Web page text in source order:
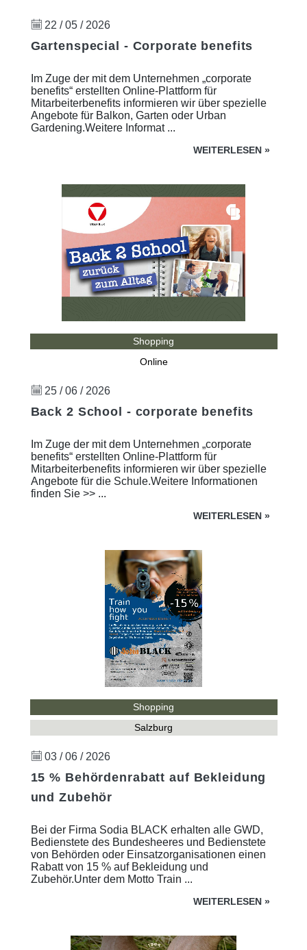
22 / 05 / 2026
Gartenspecial - Corporate benefits
Im Zuge der mit dem Unternehmen „corporate
benefits“ erstellten Online-Plattform für
Mitarbeiterbenefits informieren wir über spezielle
Angebote für Balkon, Garten oder Urban
Gardening.Weitere Informat ...
WEITERLESEN »
Shopping
Online
25 / 06 / 2026
Back 2 School - corporate benefits
Im Zuge der mit dem Unternehmen „corporate
benefits“ erstellten Online-Plattform für
Mitarbeiterbenefits informieren wir über spezielle
Angebote für die Schule.Weitere Informationen
finden Sie >> ...
WEITERLESEN »
Shopping
Salzburg
03 / 06 / 2026
15 % Behördenrabatt auf Bekleidung
und Zubehör
Bei der Firma Sodia BLACK erhalten alle GWD,
Bedienstete des Bundesheeres und Bedienstete
von Behörden oder Einsatzorganisationen einen
Rabatt von 15 % auf Bekleidung und
Zubehör.Unter dem Motto Train ...
WEITERLESEN »